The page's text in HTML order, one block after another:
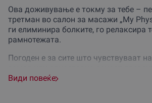
Ова доживување е токму за тебе –
третман во салон за масажи „My
ги елиминира болките, го релаксира
рамнотежата.
Погоден е за сите што чувствуваат
Види повеќе